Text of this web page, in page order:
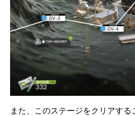
また、このステージをクリアす